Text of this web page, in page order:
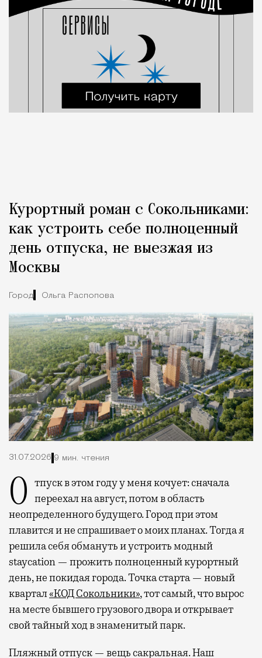
Курортный роман с Сокольниками:
как устроить себе полноценный
день отпуска, не выезжая из
Москвы
Город Ольга Распопова
31.07.2026 9 мин. чтения
Отпуск в этом году у меня кочует: сначала переехал на август, потом в область
неопределенного будущего. Город при этом
плавится и не спрашивает о моих планах. Тогда я
решила себя обмануть и устроить модный
staycation — прожить полноценный курортный
день, не покидая города. Точка старта — новый
квартал«КОД Сокольники», тот самый, что вырос
на месте бывшего грузового двора и открывает
свой тайный ход в знаменитый парк.
Пляжный отпуск — вещь сакральная. Наш